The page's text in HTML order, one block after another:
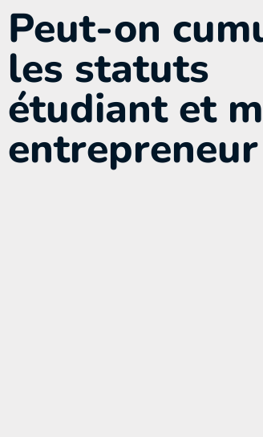
Peut-on
les statuts
étudiant et